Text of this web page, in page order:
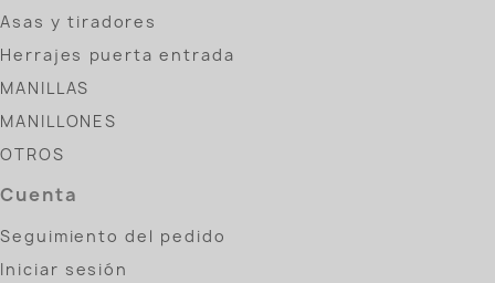
Asas y tiradores
Herrajes puerta entrada
MANILLAS
MANILLONES
OTROS
Cuenta
Seguimiento del pedido
Iniciar sesión